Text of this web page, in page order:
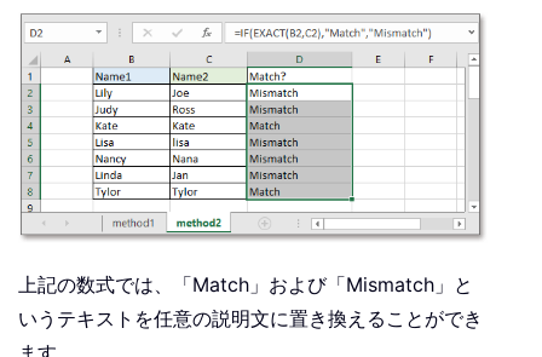
上記の数式では、「Match」および「Mismatch」と
いうテキストを任意の説明文に置き換えることができ
ます。